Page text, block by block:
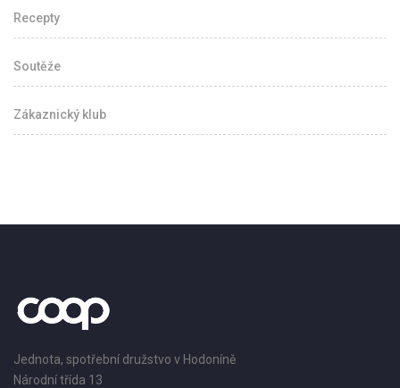
Recepty
Soutěže
Zákaznický klub
Jednota, spotřební družstvo v Hodoníně
Národní třída 13